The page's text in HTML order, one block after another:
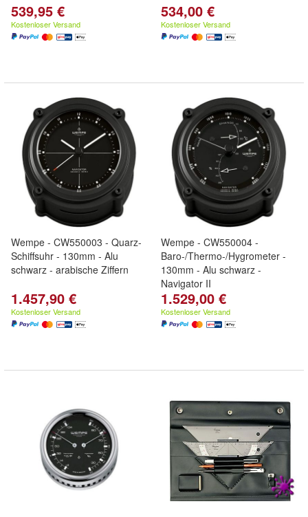
539,95 €
Kostenloser Versand
534,00 €
Kostenloser Versand
Wempe - CW550003 - Quarz-
Schiffsuhr - 130mm - Alu
schwarz - arabische Ziffern
1.457,90 €
Kostenloser Versand
Wempe - CW550004 -
Baro-/Thermo-/Hygrometer -
130mm - Alu schwarz -
Navigator II
1.529,00 €
Kostenloser Versand